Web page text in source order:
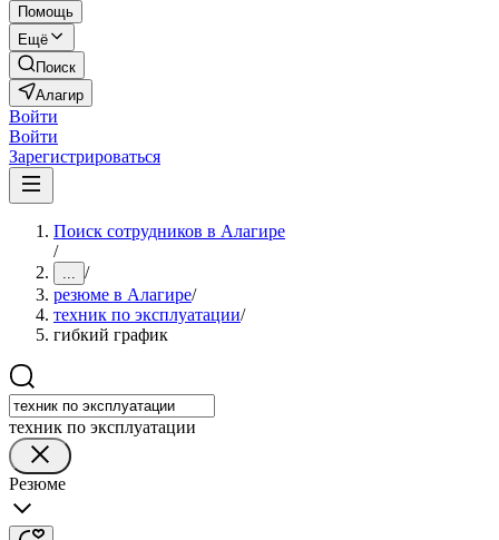
Помощь
Ещё
Поиск
Алагир
Войти
Войти
Зарегистрироваться
Поиск сотрудников в Алагире
/
... /
резюме в Алагире/
техник по эксплуатации/
гибкий график
техник по эксплуатации
Резюме